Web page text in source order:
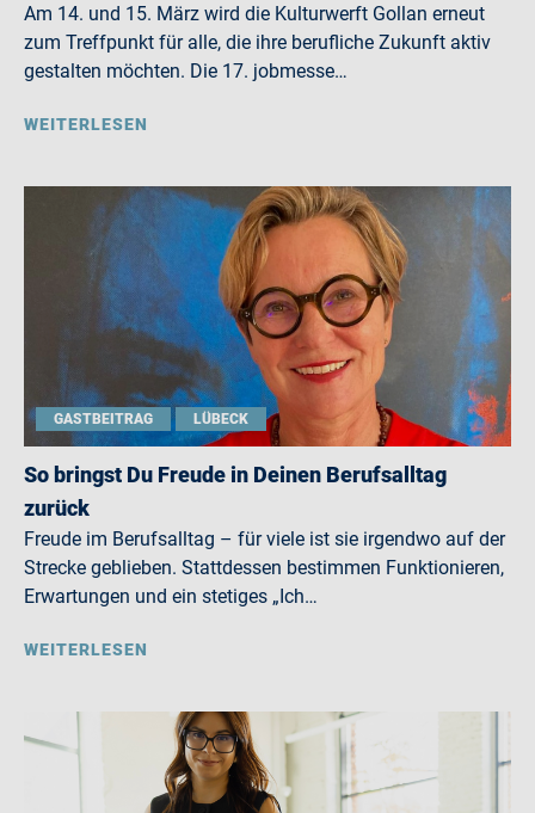
Am 14. und 15. März wird die Kulturwerft Gollan erneut
zum Treffpunkt für alle, die ihre berufliche Zukunft aktiv
gestalten möchten. Die 17. jobmesse…
WEITERLESEN
GASTBEITRAG LÜBECK
So bringst Du Freude in Deinen Berufsalltag
zurück
Freude im Berufsalltag – für viele ist sie irgendwo auf der
Strecke geblieben. Stattdessen bestimmen Funktionieren,
Erwartungen und ein stetiges „Ich…
WEITERLESEN